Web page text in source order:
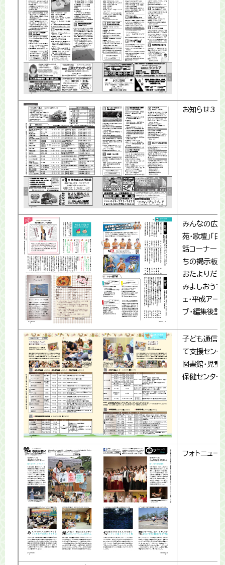
お知らせ3
みんなの広場
苑・歌壇」「日
話コーナー」
ちの掲示板」
おたよりだよ
みよしおうち
ェ・平成アー
ブ・編集後記
子ども通信(
て支援センタ
図書館・児童
保健センタ
フォトニュー